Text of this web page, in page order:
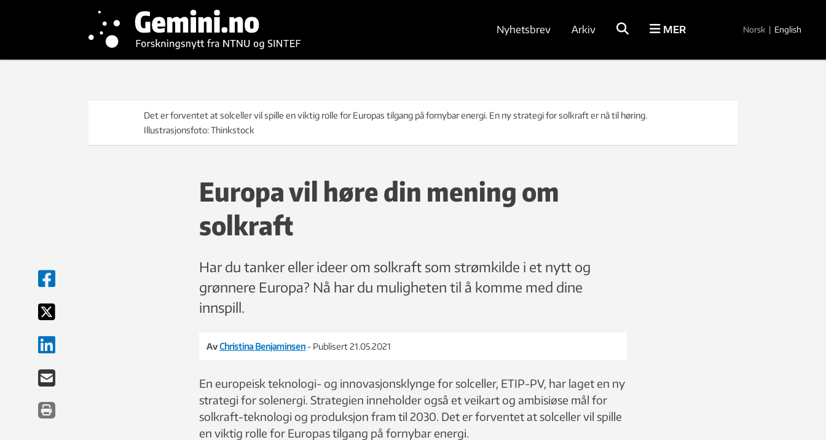
Nyhetsbrev Arkiv MER Norsk | English
Det er forventet at solceller vil spille en viktig rolle for Europas tilgang på fornybar energi. En ny strategi for solkraft er nå til høring.
Illustrasjonsfoto: Thinkstock
Europa vil høre din mening om
solkraft
Har du tanker eller ideer om solkraft som strømkilde i et nytt og
grønnere Europa? Nå har du muligheten til å komme med dine
innspill.
AvChristina Benjaminsen - Publisert 21.05.2021
En europeisk teknologi- og innovasjonsklynge for solceller, ETIP-PV, har laget en ny
strategi for solenergi. Strategien inneholder også et veikart og ambisiøse mål for
solkraft-teknologi og produksjon fram til 2030. Det er forventet at solceller vil spille
en viktig rolle for Europas tilgang på fornybar energi.